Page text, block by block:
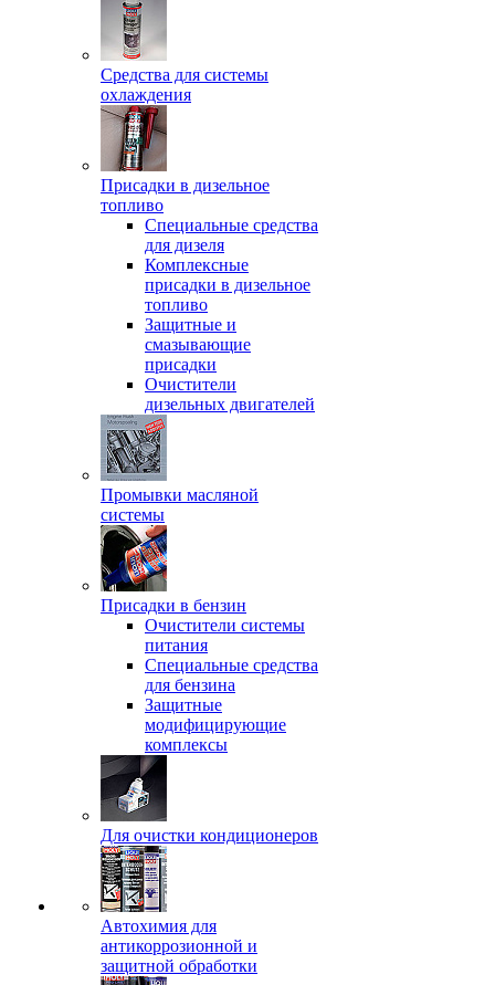
Средства для системы
охлаждения
Присадки в дизельное
топливо
Спeциальные средства
для дизеля
Комплексные
присадки в дизельное
топливо
Защитные и
смазывающие
присадки
Очистители
дизельных двигателей
Промывки масляной
системы
Присадки в бензин
Очистители системы
питания
Специальные срeдства
для бензина
Защитные
модифицирующие
комплексы
Для очистки кондиционеров
Автохимия для
антикоррозионной и
защитной обработки